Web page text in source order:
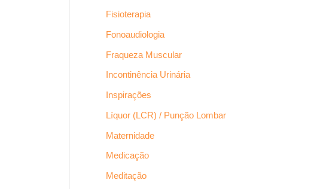
Fisioterapia
Fonoaudiologia
Fraqueza Muscular
Incontinência Urinária
Inspirações
Líquor (LCR) / Punção Lombar
Maternidade
Medicação
Meditação